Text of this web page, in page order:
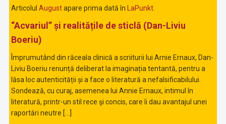
Articolul Augustapare prima dată în LaPunkt.
“Acvariul” și realitățile de sticlă (Dan-Liviu
Boeriu)
Împrumutând din răceala clinică a scriiturii lui Arnie Ernaux, Dan-
Liviu Boeriu renunță deliberat la imaginația tentantă, pentru a
lăsa loc autenticității și a face o literatură a nefalsificabilului.
Sondează, cu curaj, asemenea lui Annie Ernaux, intimul în
literatură, printr-un stil rece şi concis, care îi dau avantajul unei
raportări neutre […]